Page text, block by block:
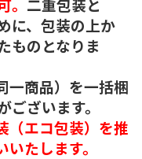
二重包装と
に、包装の上か
ものとなりま
一商品）を一括梱
ざいます。
（エコ包装）を推
たします。